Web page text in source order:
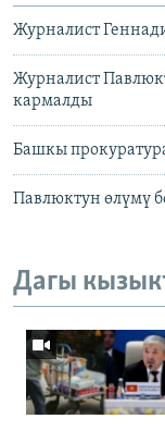
Журналист
Журналист
кармалды
Башкы
Павлюктун өлүмү
Дагы